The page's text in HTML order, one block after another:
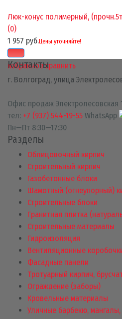
избранное сравнить
Люк-конус полимерный,
(0)
1 957 руб.Цены уточняйте!
Контакты
г. Волгоград, улица
Офис продаж Электролесовская
тел: +7 (937) 544-19-55 WhatsApp
Пн—Пт 8:30—17:30
Разделы
Облицовочный кирпич
Строительный кирпич
Газобетонные блоки
Шамотный (огнеупорный)
Строительные блоки
Гранитная плитка
Строительные материалы
Гидроизоляция
Вентиляционные
Фасадные панели
Тротуарный кирпич,
Ограждение (заборы)
Кровельные материалы
Уличные барбекю,